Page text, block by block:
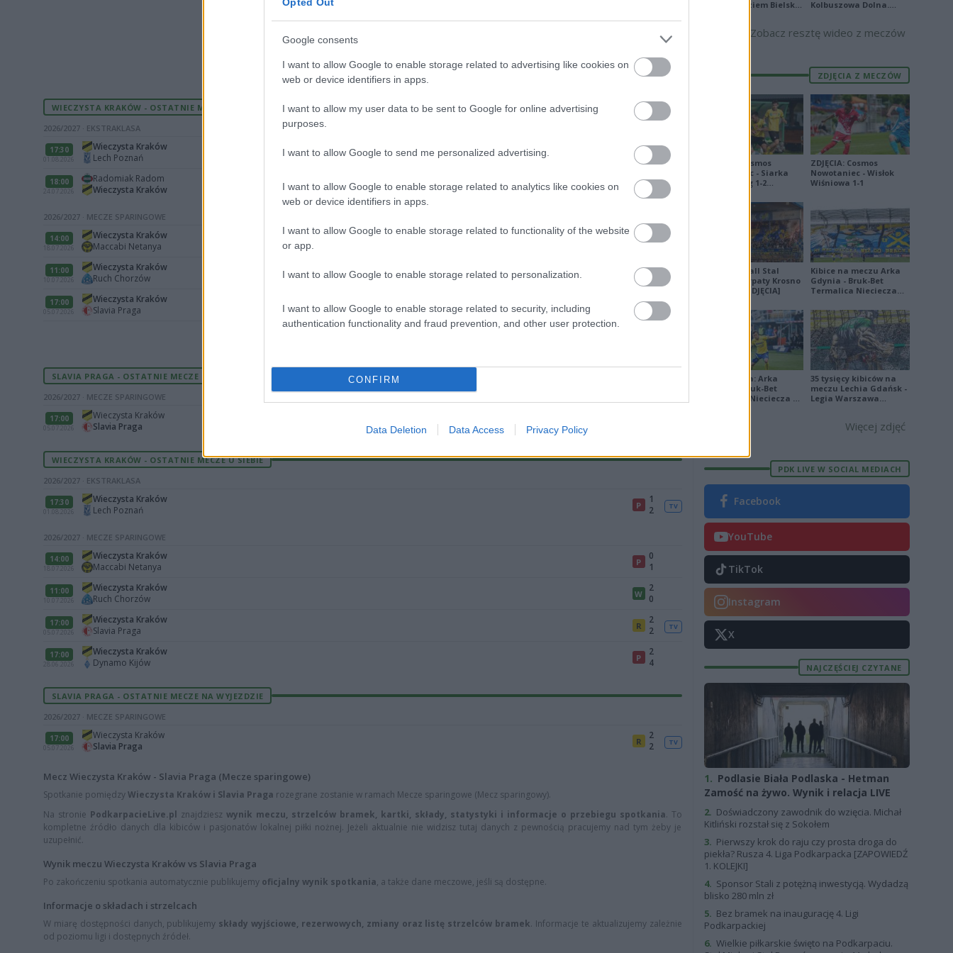
Google consents
I want to allow Google to enable storage related to advertising like cookies on
web or device identifiers in apps.
I want to allow my user data to be sent to Google for online advertising
purposes.
I want to allow Google to send me personalized advertising.
I want to allow Google to enable storage related to analytics like cookies on
web or device identifiers in apps.
I want to allow Google to enable storage related to functionality of the website
or app.
I want to allow Google to enable storage related to personalization.
I want to allow Google to enable storage related to security, including
authentication functionality and fraud prevention, and other user protection.
CONFIRM
Data Deletion Data Access Privacy Policy
WIECZYSTA KRAKÓW - OSTATNIE MECZE
2026/2027 · EKSTRAKLASA
17:30
01.08.2026
Wieczysta Kraków
Lech Poznań
P
1
2
TV
18:00
24.07.2026
Radomiak Radom
Wieczysta Kraków
P
2
1
TV
2026/2027 · MECZE SPARINGOWE
14:00
18.07.2026
Wieczysta Kraków
Maccabi Netanya
P
0
1
11:00
10.07.2026
Wieczysta Kraków
Ruch Chorzów
W
2
0
17:00
05.07.2026
Wieczysta Kraków
Slavia Praga
R
2
2
TV
SLAVIA PRAGA - OSTATNIE MECZE
2026/2027 · MECZE SPARINGOWE
17:00
05.07.2026
Wieczysta Kraków
Slavia Praga
WIECZYSTA KRAKÓW - OSTATNIE MECZE U SIEBIE
2026/2027 · EKSTRAKLASA
17:30
01.08.2026
Wieczysta Kraków
Lech Poznań
P
1
2
TV
2026/2027 · MECZE SPARINGOWE
14:00
18.07.2026
Wieczysta Kraków
Maccabi Netanya
P
0
1
11:00
10.07.2026
Wieczysta Kraków
Ruch Chorzów
W
2
0
17:00
05.07.2026
Wieczysta Kraków
Slavia Praga
R
2
2
TV
17:00
28.06.2026
Wieczysta Kraków
Dynamo Kijów
P
2
4
SLAVIA PRAGA - OSTATNIE MECZE NA WYJEZDZIE
2026/2027 · MECZE SPARINGOWE
17:00
05.07.2026
Wieczysta Kraków
Slavia Praga
R
2
2
TV
Mecz Wieczysta Kraków - Slavia Praga (Mecze sparingowe)
Spotkanie pomiędzyWieczysta Kraków i Slavia Praga rozegrane zostanie w ramach Mecze sparingowe (Mecz sparingowy).
Na stronie PodkarpacieLive.pl znajdziesz wynik meczu, strzelców bramek, kartki, składy, statystyki i informacje o przebiegu spotkania. To
kompletne źródło danych dla kibiców i pasjonatów lokalnej piłki nożnej. Jeżeli aktualnie nie widzisz tutaj danych z pewnością pracujemy nad tym żeby je
uzupełnić.
Wynik meczu Wieczysta Kraków vs Slavia Praga
Po zakończeniu spotkania automatycznie publikujemy oficjalny wynik spotkania, a także dane meczowe, jeśli są dostępne.
Informacje o składach i strzelcach
W miarę dostępności danych, publikujemy składy wyjściowe, rezerwowych, zmiany oraz listę strzelców bramek. Informacje te aktualizujemy zależnie
od poziomu ligi i dostępnych źródeł.
Podbeskidziem Bielsko-
Kolbuszowa Dolna.
Zobacz resztę wideo z meczów
ZDJĘCIA Z MECZÓW
ZDJĘCIA: Cosmos
Nowotaniec - Siarka
Tarnobrzeg 1-2
ZDJĘCIA: Cosmos
Nowotaniec - Wisłok
Wiśniowa 1-1
Derby Ekoball Stal
Sanok - Karpaty Krosno
na remis [ZDJĘCIA]
Kibice na meczu Arka
Gdynia - Bruk-Bet
Termalica Nieciecza
Ekstraklasa: Arka
Gdynia - Bruk-Bet
Termalica Nieciecza 2-
35 tysięcy kibiców na
meczu Lechia Gdańsk -
Legia Warszawa
Więcej zdjęć
PDK LIVE W SOCIAL MEDIACH
Facebook
YouTube
TikTok
Instagram
X
NAJCZĘŚCIEJ CZYTANE
1. Podlasie Biała Podlaska - Hetman
Zamość na żywo. Wynik i relacja LIVE
2. Doświadczony zawodnik do wzięcia. Michał
Kitliński rozstał się z Sokołem
3. Pierwszy krok do raju czy prosta droga do
piekła? Rusza 4. Liga Podkarpacka [ZAPOWIEDŹ
1. KOLEJKI]
4. Sponsor Stali z potężną inwestycją. Wydadzą
blisko 280 mln zł
5. Bez bramek na inaugurację 4. Ligi
Podkarpackiej
6. Wielkie piłkarskie święto na Podkarpaciu.